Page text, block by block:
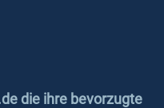
die ihre bevorzugte